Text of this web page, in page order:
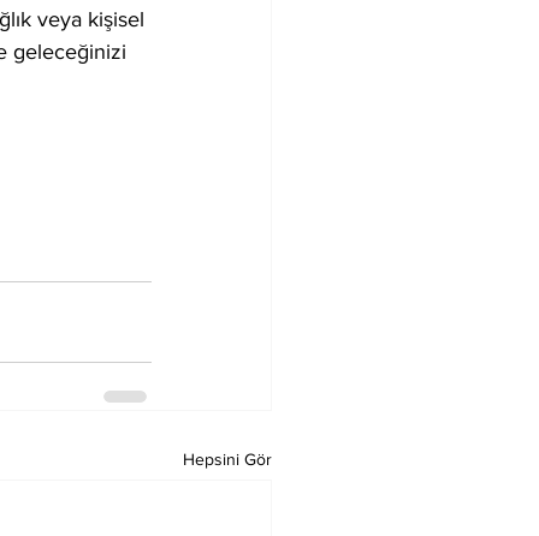
veya kişisel
geleceğinizi
Hepsini Gör